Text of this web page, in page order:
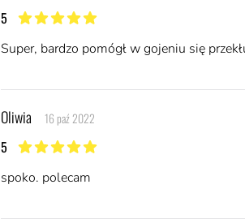
5
5 z 5 gwiazdek
Super, bardzo pomógł w gojeniu się
Oliwia 16 paź 2022
5
5 z 5 gwiazdek
spoko. polecam